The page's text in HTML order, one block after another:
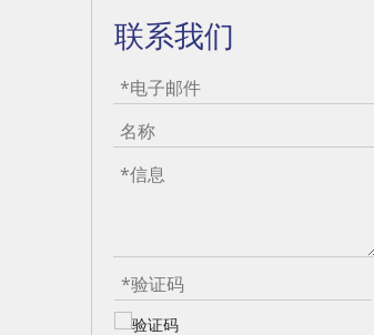
联系我们